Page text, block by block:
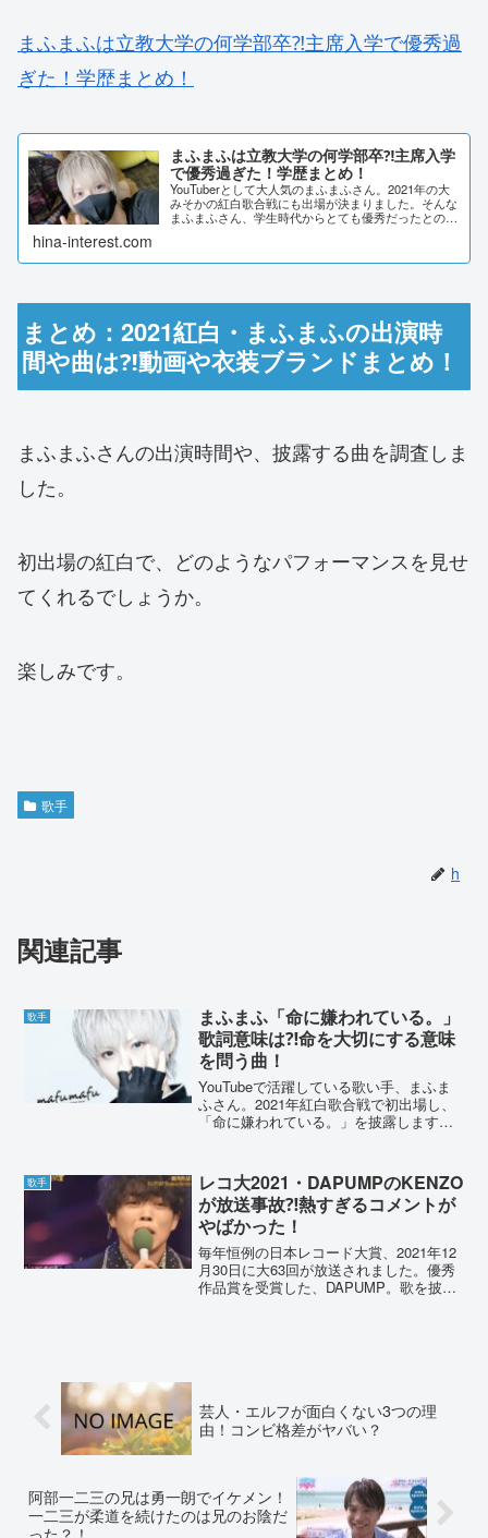
まふまふは立教大学の何学部卒⁈主席入学で優秀過
ぎた！学歴まとめ！
まふまふは立教大学の何学部卒⁈主席入学
で優秀過ぎた！学歴まとめ！
YouTuberとして大人気のまふまふさん。2021年の大
みそかの紅白歌合戦にも出場が決まりました。そんな
まふまふさん、学生時代からとても優秀だったとの噂
hina-interest.com
まとめ：2021紅白・まふまふの出演時
間や曲は⁈動画や衣装ブランドまとめ！
まふまふさんの出演時間や、披露する曲を調査しま
した。
初出場の紅白で、どのようなパフォーマンスを見せ
てくれるでしょうか。
楽しみです。
歌手
h
関連記事
歌手
まふまふ「命に嫌われている。」
歌詞意味は⁈命を大切にする意味
を問う曲！
YouTubeで活躍している歌い手、まふま
ふさん。2021年紅白歌合戦で初出場し、
「命に嫌われている。」を披露します。
ている。」の歌詞意味を独自解釈してい
きます。まふま...
歌手
レコ大2021・DAPUMPのKENZO
が放送事故⁈熱すぎるコメントが
やばかった！
毎年恒例の日本レコード大賞、2021年12
月30日に大63回が放送されました。優秀
作品賞を受賞した、DAPUMP。歌を披露
芸人・エルフが面白くない3つの理
由！コンビ格差がヤバい？
阿部一二三の兄は勇一朗でイケメン！
一二三が柔道を続けたのは兄のお陰だ
った？！